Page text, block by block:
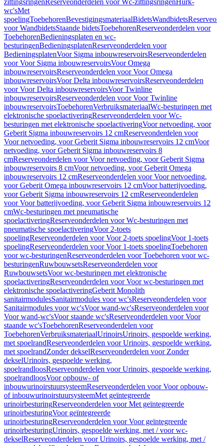
zittingsringenReserveonderdelen voor Wc-zittingsringenHurk-
wc'sMet
spoelingToebehorenBevestigingsmateriaalBidetsWandbidets
voor WandbidetsStaande bidetsToebehorenReserveonderdelen voor
ToebehorenBedieningsplaten en wc-
besturingenBedieningsplatenReserveonderdelen voor
BedieningsplatenVoor Sigma inbouwreservoirsReserveonderdelen
voor Voor Sigma inbouwreservoirsVoor Omega
inbouwreservoirsReserveonderdelen voor Voor Omega
inbouwreservoirsVoor Delta inbouwreservoirsReserveonderdelen
voor Voor Delta inbouwreservoirsVoor Twinline
inbouwreservoirsReserveonderdelen voor Voor Twinline
inbouwreservoirsToebehorenVerbruiksmateriaalWc-besturingen met
elektronische spoelactiveringReserveonderdelen voor Wc-
besturingen met elektronische spoelactiveringVoor netvoeding, voor
Geberit Sigma inbouwreservoirs 12 cmReserveonderdelen voor
Voor netvoeding, voor Geberit Sigma inbouwreservoirs 12 cmVoor
netvoeding, voor Geberit Sigma inbouwreservoirs 8
cmReserveonderdelen voor Voor netvoeding, voor Geberit Sigma
inbouwreservoirs 8 cmVoor netvoeding, voor Geberit Omega
inbouwreservoirs 12 cmReserveonderdelen voor Voor netvoeding,
voor Geberit Omega inbouwreservoirs 12 cmVoor batterijvoeding,
voor Geberit Sigma inbouwreservoirs 12 cmReserveonderdelen
voor Voor batterijvoeding, voor Geberit Sigma inbouwreservoirs 12
cmWc-besturingen met pneumatische
spoelactiveringReserveonderdelen voor Wc-besturingen met
pneumatische spoelactiveringVoor 2-toets
spoelingReserveonderdelen voor Voor 2-toets spoelingVoor 1-toets
spoelingReserveonderdelen voor Voor 1-toets spoelingToebehoren
voor wc-besturingenReserveonderdelen voor Toebehoren voor wc-
besturingenRuwbouwsetsReserveonderdelen voor
RuwbouwsetsVoor wc-besturingen met elektronische
spoelactiveringReserveonderdelen voor Voor wc-besturingen met
elektronische spoelactiveringGeberit Monolith
sanitairmodulesSanitairmodules voor wc'sReserveonderdelen voor
Sanitairmodules voor wc'sVoor wand-wc'sReserveonderdelen voor
Voor wand-wc'sVoor staande wc'sReserveonderdelen voor Voor
staande wc'sToebehorenReserveonderdelen voor
ToebehorenVerbruiksmateriaalUrinoirsUrinoirs, gespoelde werking,
met spoelrandReserveonderdelen voor Urinoirs, gespoelde werking,
met spoelrandZonder dekselReserveonderdelen voor Zonder
dekselUrinoirs, gespoelde werking,
spoelrandloosReserveonderdelen voor Urinoirs, gespoelde werking,
spoelrandloosVoor opbouw- of
inbouwurinoirstuursysteemReserveonderdelen voor Voor opbouw-
of inbouwurinoirstuursysteemMet geïntegreerde
urinoirbesturingReserveonderdelen voor Met geïntegreerde
urinoirbesturingVoor geïntegreerde
urinoirbesturingReserveonderdelen voor Voor geïntegreerde
urinoirbesturingUrinoirs, gespoelde werking, met / voor wc-
dekselReserveonderdelen voor Urinoirs, gespoelde werking, met /